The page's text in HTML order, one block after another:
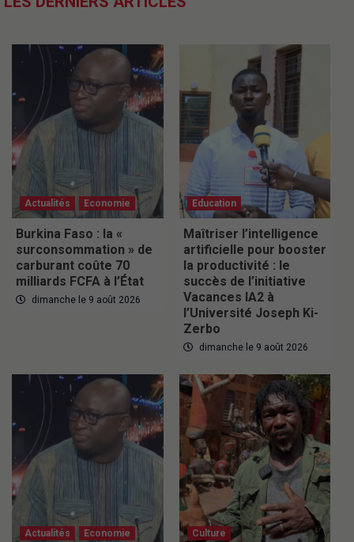
Actualités Economie
Burkina Faso : la «
surconsommation » de
carburant coûte 70
milliards FCFA à l’État
dimanche le 9 août 2026
Education
Maîtriser l’intelligence
artificielle pour booster
la productivité : le
succès de l’initiative
Vacances IA2 à
l’Université Joseph Ki-
Zerbo
dimanche le 9 août 2026
Actualités Economie Culture